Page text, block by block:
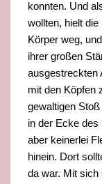
konnten. Und
wollten, hielt
Körper weg,
ihrer großen
ausgestreckten
mit den Köpfen
gewaltigen
in der Ecke des
aber keinerlei
hinein. Dort
da war. Mit